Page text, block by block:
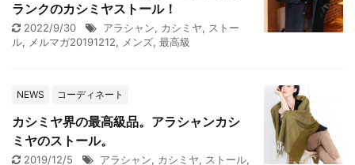
ランクのカシミヤストール！
2022/9/30 アラシャン, カシミヤ, ストー
ル, メルマガ20191212, メンズ, 最高級
NEWS コーディネート
カシミヤ界の最高級品。アラシャンカシ
ミヤのストール。
2019/12/5 アラシャン, カシミヤ, ストール,